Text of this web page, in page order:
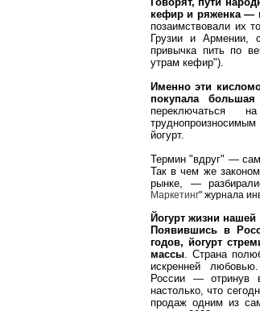
кефир и ряженка —
позаимствовали их
Грузии и Армении,
привычка пить по
утрам кефир").
Именно эти
покупала
переключаться
йогурт.
Термин "вдруг" —
Так в чем же
рынке, —
Маркетинг" журнала
Йогурт жизни нашей
Появившись в
годов, йогурт
массы. Страна
искренней
России — отринув
настолько, что
продаж одним из